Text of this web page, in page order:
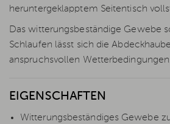
heruntergeklapptem Seitentisch
Das witterungsbeständige Gewebe
Schlaufen lässt sich die
anspruchsvollen Wetterbedingungen.
EIGENSCHAFTEN
Witterungsbeständiges Gewebe